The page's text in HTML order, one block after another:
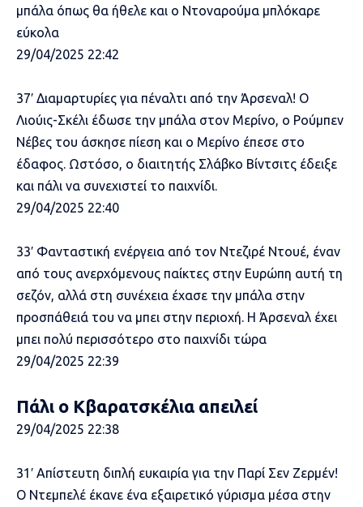
μπάλα όπως θα ήθελε και ο Ντοναρούμα μπλόκαρε
εύκολα
29/04/2025 22:42
37′ Διαμαρτυρίες για πέναλτι από την Άρσεναλ! Ο
Λιούις-Σκέλι έδωσε την μπάλα στον Μερίνο, ο Ρούμπεν
Νέβες του άσκησε πίεση και ο Μερίνο έπεσε στο
έδαφος. Ωστόσο, ο διαιτητής Σλάβκο Βίντσιτς έδειξε
και πάλι να συνεχιστεί το παιχνίδι.
29/04/2025 22:40
33′ Φανταστική ενέργεια από τον Ντεζιρέ Ντουέ, έναν
από τους ανερχόμενους παίκτες στην Ευρώπη αυτή τη
σεζόν, αλλά στη συνέχεια έχασε την μπάλα στην
προσπάθειά του να μπει στην περιοχή. Η Άρσεναλ έχει
μπει πολύ περισσότερο στο παιχνίδι τώρα
29/04/2025 22:39
Πάλι ο Κβαρατσκέλια απειλεί
29/04/2025 22:38
31′ Απίστευτη διπλή ευκαιρία για την Παρί Σεν Ζερμέν!
Ο Ντεμπελέ έκανε ένα εξαιρετικό γύρισμα μέσα στην